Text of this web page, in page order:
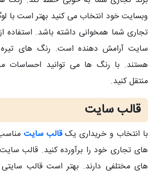
وبسایت خود انتخاب می کنید بهتر است با
تجاری شما همخوانی داشته باشد. استفاده
سایت آرامش دهنده است. رنگ های
هستند. با رنگ ها می توانید احساسات
منتقل کنید.
قالب سایت
با انتخاب و خریداری یکقالب سایت
های تجاری خود را برآورده کنید. قالب
های مختلفی دارند. بهتر است قالب